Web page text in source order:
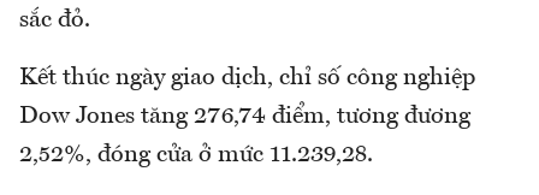
sắc đỏ.
Kết thúc ngày giao dịch, chỉ số công nghiệp
Dow Jones tăng 276,74 điểm, tương đương
2,52%, đóng cửa ở mức 11.239,28.